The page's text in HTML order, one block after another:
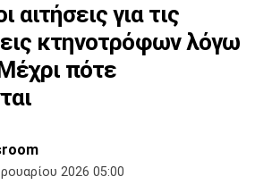
αιτήσεις για τις
κτηνοτρόφων λόγω
πότε
2026 05:00